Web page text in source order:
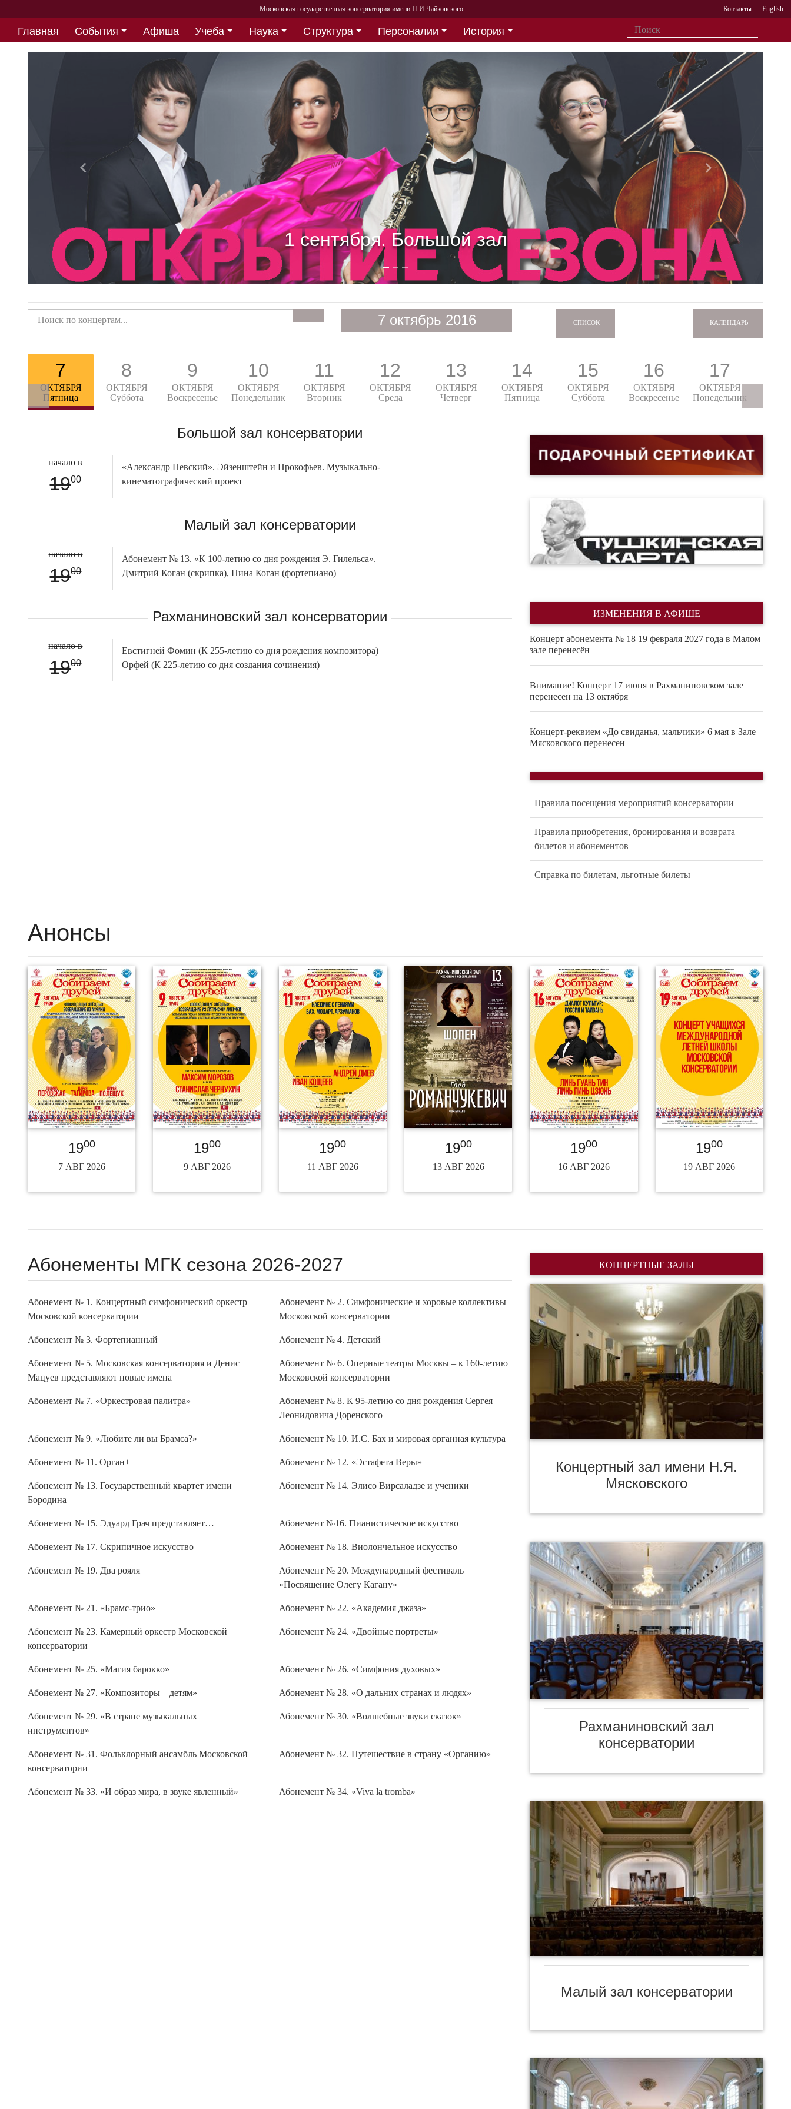
Московская государственная консерватория имени П.И.Чайковского Контакты English
Главная События Афиша Учеба Наука Структура Персоналии
История
Партнерство
Собираем друзей
Назад Вперед
СПИСОК
7 октябрь 2016 КАЛЕНДАРЬ
7
ОКТЯБРЯ
Пятница
8
ОКТЯБРЯ
Суббота
9
ОКТЯБРЯ
Воскресенье
10
ОКТЯБРЯ
Понедельник
11
ОКТЯБРЯ
Вторник
12
ОКТЯБРЯ
Среда
13
ОКТЯБРЯ
Четверг
14
ОКТЯБРЯ
Пятница
15
ОКТЯБРЯ
Суббота
16
ОКТЯБРЯ
Воскресенье
17
ОКТЯБРЯ
Понедельник
Большой зал консерватории
начало в
1900
«Александр Невский». Эйзенштейн и Прокофьев. Музыкально-
кинематографический проект
Малый зал консерватории
начало в
1900
Абонемент № 13. «К 100-летию со дня рождения Э. Гилельса».
Дмитрий Коган (скрипка), Нина Коган (фортепиано)
Рахманиновский зал консерватории
начало в
1900
Евстигней Фомин (К 255-летию со дня рождения композитора)
Орфей (К 225-летию со дня создания сочинения)
ИЗМЕНЕНИЯ В АФИШЕ
Концерт абонемента № 18 19 февраля 2027 года в Малом
зале перенесён
Внимание! Концерт 17 июня в Рахманиновском зале
перенесен на 13 октября
Концерт-реквием «До свиданья, мальчики» 6 мая в Зале
Мясковского перенесен
Правила посещения мероприятий консерватории
Правила приобретения, бронирования и возврата
билетов и абонементов
Справка по билетам, льготные билеты
Анонсы
1900
7 АВГ 2026
1900
9 АВГ 2026
1900
11 АВГ 2026
1900
13 АВГ 2026
1900
16 АВГ 2026
1900
19 АВГ 2026
Абонементы МГК сезона 2026-2027
Абонемент № 1. Концертный симфонический оркестр
Московской консерватории
Абонемент № 2. Симфонические и хоровые коллективы
Московской консерватории
Абонемент № 3. Фортепианный Абонемент № 4. Детский
Абонемент № 5. Московская консерватория и Денис
Мацуев представляют новые имена
Абонемент № 6. Оперные театры Москвы – к 160-летию
Московской консерватории
Абонемент № 7. «Оркестровая палитра»
Абонемент № 8. К 95-летию со дня рождения Сергея
Леонидовича Доренского
Абонемент № 9. «Любите ли вы Брамса?» Абонемент № 10. И.С. Бах и мировая органная культура
Абонемент № 11. Орган+ Абонемент № 12. «Эстафета Веры»
Абонемент № 13. Государственный квартет имени
Бородина
Абонемент № 14. Элисо Вирсаладзе и ученики
Абонемент № 15. Эдуард Грач представляет… Абонемент №16. Пианистическое искусство
Абонемент № 17. Скрипичное искусство Абонемент № 18. Виолончельное искусство
Абонемент № 19. Два рояля
Абонемент № 20. Международный фестиваль
«Посвящение Олегу Кагану»
Абонемент № 21. «Брамс-трио» Абонемент № 22. «Академия джаза»
Абонемент № 23. Камерный оркестр Московской
консерватории
Абонемент № 24. «Двойные портреты»
Абонемент № 25. «Магия барокко» Абонемент № 26. «Симфония духовых»
Абонемент № 27. «Композиторы – детям» Абонемент № 28. «О дальних странах и людях»
Абонемент № 29. «В стране музыкальных
инструментов»
Абонемент № 30. «Волшебные звуки сказок»
Абонемент № 31. Фольклорный ансамбль Московской
консерватории
Абонемент № 32. Путешествие в страну «Органию»
Абонемент № 33. «И образ мира, в звуке явленный» Абонемент № 34. «Viva la tromba»
КОНЦЕРТНЫЕ ЗАЛЫ
Концертный зал имени Н.Я.
Мясковского
Рахманиновский зал
консерватории
Малый зал консерватории